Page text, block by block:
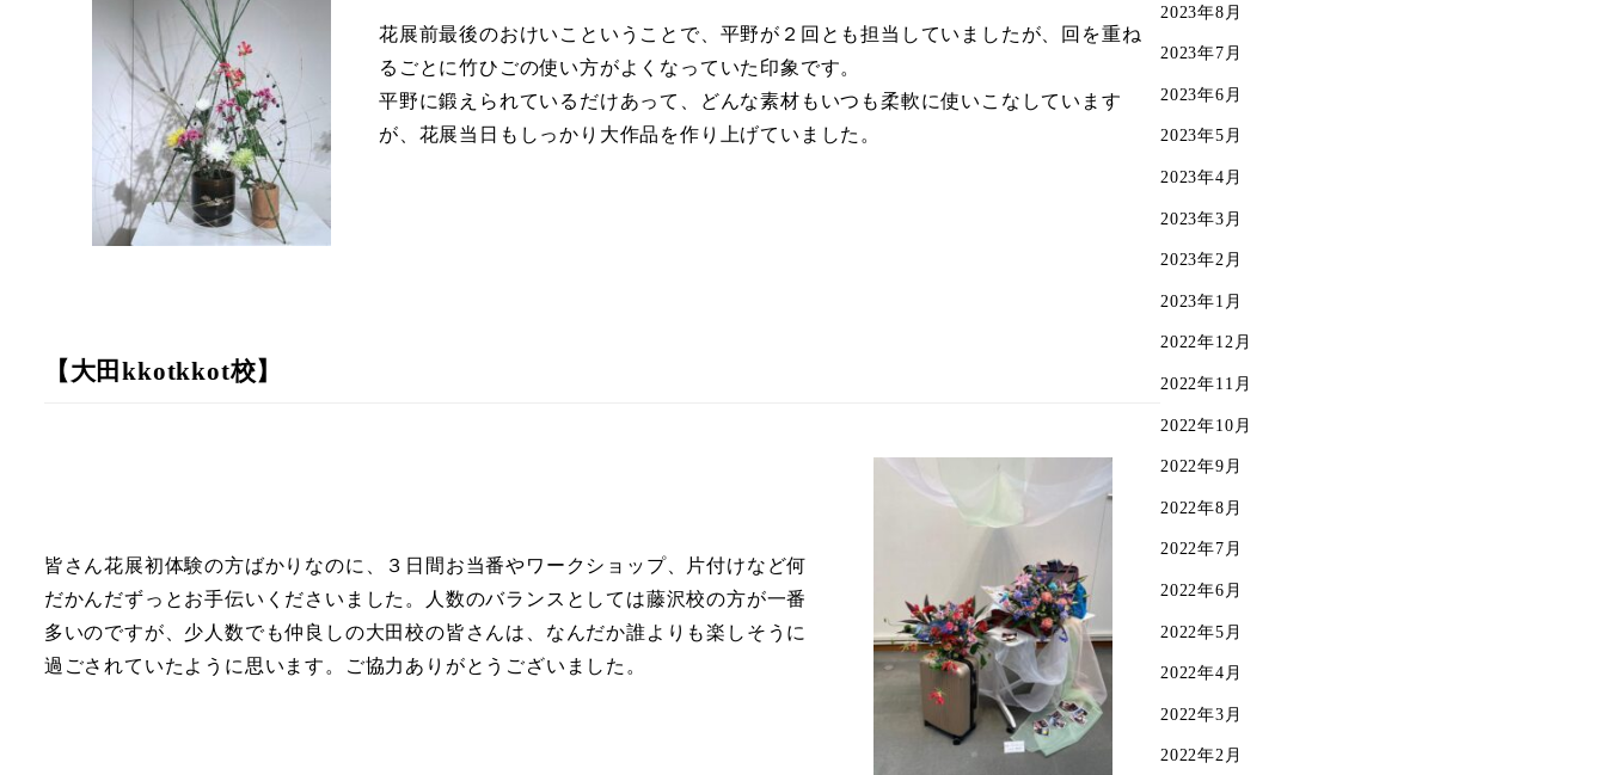
花展前最後のおけいこということで、平野が２回とも担当していましたが、回を重ね
るごとに竹ひごの使い方がよくなっていた印象です。
平野に鍛えられているだけあって、どんな素材もいつも柔軟に使いこなしています
が、花展当日もしっかり大作品を作り上げていました。
【大田kkotkkot校】
皆さん花展初体験の方ばかりなのに、３日間お当番やワークショップ、片付けなど何
だかんだずっとお手伝いくださいました。人数のバランスとしては藤沢校の方が一番
多いのですが、少人数でも仲良しの大田校の皆さんは、なんだか誰よりも楽しそうに
過ごされていたように思います。ご協力ありがとうございました。
2023年8月
2023年7月
2023年6月
2023年5月
2023年4月
2023年3月
2023年2月
2023年1月
2022年12月
2022年11月
2022年10月
2022年9月
2022年8月
2022年7月
2022年6月
2022年5月
2022年4月
2022年3月
2022年2月